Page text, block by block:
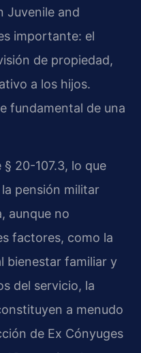
Juvenile and
importante: el
de propiedad,
a los hijos.
fundamental de una
20-107.3, lo que
pensión militar
aunque no
factores, como la
bienestar familiar y
del servicio, la
a menudo
de Ex Cónyuges